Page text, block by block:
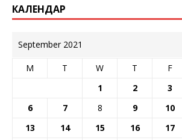
КАЛЕНДАР
September 2021
M T W T F
1
2 3
6
7 8 9 10
13
14 15 16 17